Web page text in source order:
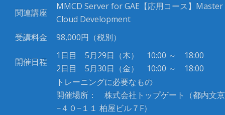
関連講座
MMCD Server for GAE【応用コース】
Cloud Development
受講料金
98,000円（税別）
開催日程
1日目 5月29日（木） 10:00 ～ 18:00
2日目 5月30日（金） 10:00 ～ 18:00
トレーニングに必要なもの
開催場所： 株式会社トップゲート（都内文
−４０−１１ 柏屋ビル７F）